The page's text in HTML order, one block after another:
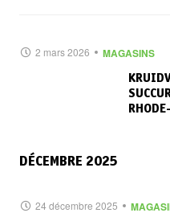
2 mars 2026 MAGASINS
DÉCEMBRE 2025
24 décembre 2025